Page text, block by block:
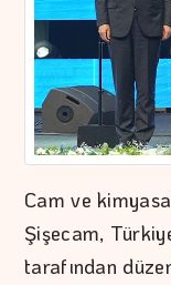
Cam ve
Şişecam,
tarafından